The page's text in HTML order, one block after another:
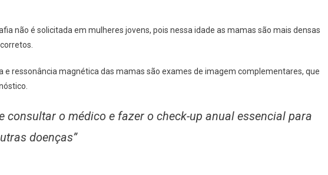
não é solicitada em mulheres jovens, pois nessa idade as mamas são mais densas
e ressonância magnética das mamas são exames de imagem complementares, que
consultar o médico e fazer o check-up anual essencial para
doenças”